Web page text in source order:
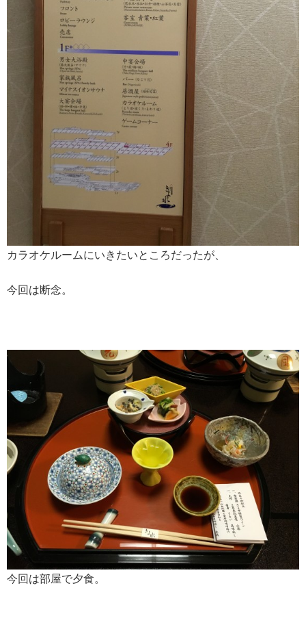
カラオケルームにいきたいところだったが、
今回は断念。
今回は部屋で夕食。